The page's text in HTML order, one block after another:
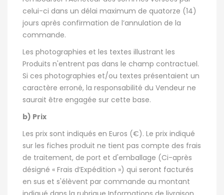
celui-ci dans un délai maximum de quatorze (14)
jours après confirmation de l’annulation de la
commande.
Les photographies et les textes illustrant les
Produits n'entrent pas dans le champ contractuel.
Si ces photographies et/ou textes présentaient un
caractère erroné, la responsabilité du Vendeur ne
saurait être engagée sur cette base.
b) Prix
Les prix sont indiqués en Euros (€). Le prix indiqué
sur les fiches produit ne tient pas compte des frais
de traitement, de port et d'emballage (Ci-après
désigné « Frais d’Expédition ») qui seront facturés
en sus et s'élèvent par commande au montant